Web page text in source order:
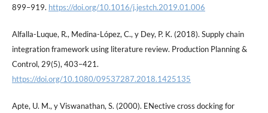
899–919. https://doi.org/10.1016/j.jestch.2019.01.006
Alfalla-Luque, R., Medina-López, C., y Dey, P. K. (2018). Supply chain
integration framework using literature review. Production Planning &
Control, 29(5), 403–421.
https://doi.org/10.1080/09537287.2018.1425135
Apte, U. M., y Viswanathan, S. (2000). ENective cross docking for